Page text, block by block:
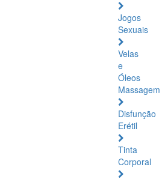
Jogos
Sexuais
Velas
e
Óleos
Massagem
Disfunção
Erétil
Tinta
Corporal